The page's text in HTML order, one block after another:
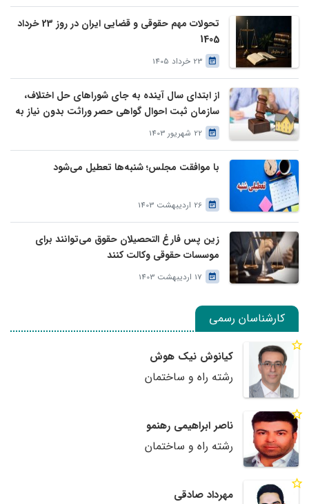
تحولات مهم حقوقی و قضایی ایران در روز 23 خرداد
1405
23 خرداد 1405
از ابتدای سال آینده به جای شوراهای حل اختلاف،
سازمان ثبت احوال گواهی حصر وراثت بدون نیاز به
درخواست وراث صادر خواهد کرد
22 شهریور 1403
با موافقت مجلس؛ شنبه‌ها تعطیل می‌شود
26 اردیبهشت 1403
زین پس فارغ التحصیلان حقوق می‌توانند برای
موسسات حقوقی وکالت کنند
17 اردیبهشت 1403
کارشناسان رسمی
کیانوش نیک هوش
رشته راه و ساختمان
ناصر ابراهیمی رهنمو
رشته راه و ساختمان
مهرداد صادقی